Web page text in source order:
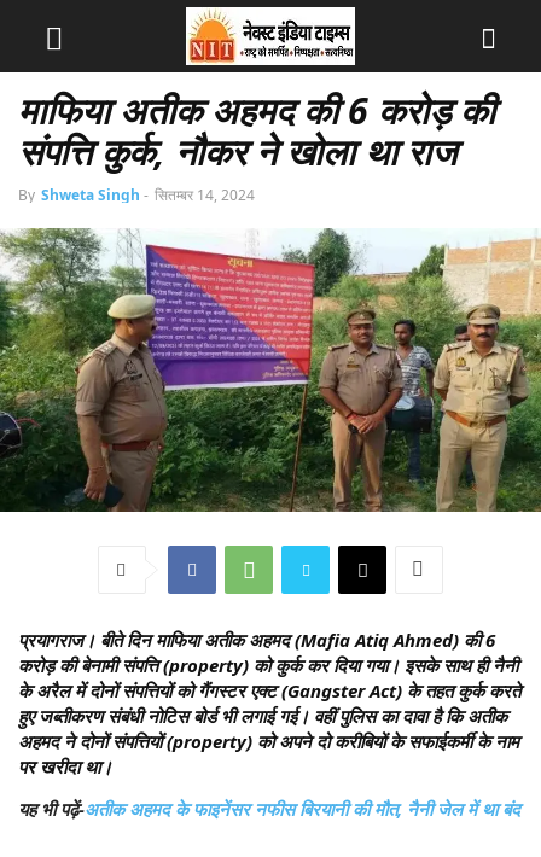
माफिया अतीक अहमद की 6 करोड़ की
संपत्ति कुर्क, नौकर ने खोला था राज
By Shweta Singh - सितम्बर 14, 2024
प्रयागराज। बीते दिन माफिया अतीक अहमद (Mafia Atiq Ahmed) की 6
करोड़ की बेनामी संपत्ति (property) को कुर्क कर दिया गया। इसके साथ ही नैनी
के अरैल में दोनों संपत्तियों को गैंगस्टर एक्ट (Gangster Act) के तहत कुर्क करते
हुए जब्तीकरण संबंधी नोटिस बोर्ड भी लगाई गई। वहीं पुलिस का दावा है कि अतीक
अहमद ने दोनों संपत्तियों (property) को अपने दो करीबियों के सफाईकर्मी के नाम
पर खरीदा था।
यह भी पढ़ें-अतीक अहमद के फाइनेंसर नफीस बिरयानी की मौत, नैनी जेल में था बंद